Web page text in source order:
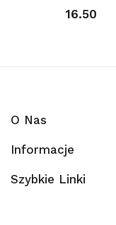
16.50
O Nas
Informacje
Szybkie Linki